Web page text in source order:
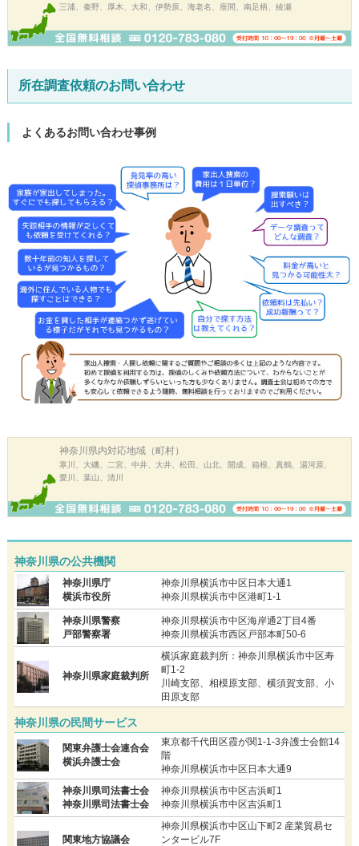
三浦、秦野、厚木、大和、伊勢原、海老名、座間、南足柄、綾瀬
所在調査依頼のお問い合わせ
よくあるお問い合わせ事例
神奈川県内対応地域（町村）
寒川、大磯、二宮、中井、大井、松田、山北、開成、箱根、真鶴、湯河原、
愛川、葉山、清川
神奈川県の公共機関
神奈川県庁
横浜市役所
神奈川県横浜市中区日本大通1
神奈川県横浜市中区港町1-1
神奈川県警察
戸部警察署
神奈川県横浜市中区海岸通2丁目4番
神奈川県横浜市西区戸部本町50-6
神奈川県家庭裁判所
横浜家庭裁判所：神奈川県横浜市中区寿
町1-2
川崎支部、相模原支部、横須賀支部、小
田原支部
神奈川県の民間サービス
関東弁護士会連合会
横浜弁護士会
東京都千代田区霞が関1-1-3弁護士会館14
階
神奈川県横浜市中区日本大通9
神奈川県司法書士会
神奈川県司法書士会
神奈川県横浜市中区吉浜町1
神奈川県横浜市中区吉浜町1
関東地方協議会
神奈川県横浜市中区山下町2 産業貿易セ
ンタービル7F